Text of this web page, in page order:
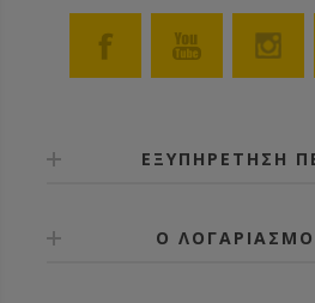
ΕΞΥΠΗΡΕΤΗΣΗ
Ο